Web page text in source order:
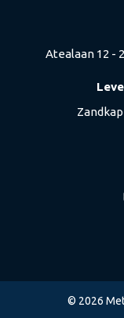
Atealaan 12 -
© 2026